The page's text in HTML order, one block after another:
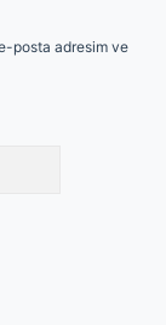
posta adresim ve